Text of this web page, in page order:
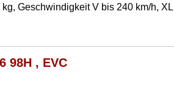
Geschwindigkeit V bis 240 km/h, XL
98H , EVC